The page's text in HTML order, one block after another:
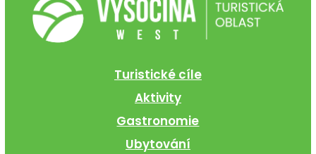
Turistické cíle
Aktivity
Gastronomie
Ubytování